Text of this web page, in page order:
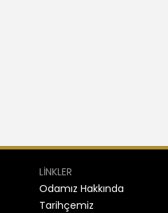
LİNKLER
Odamız Hakkında
Tarihçemiz